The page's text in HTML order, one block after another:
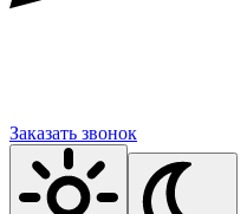
Заказать звонок